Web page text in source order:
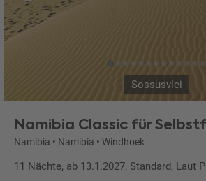
Sossusvlei
Namibia Classic für
Namibia • Namibia • Windhoek
11 Nächte, ab 13.1.2027, Standard, Laut